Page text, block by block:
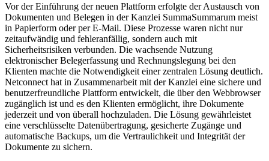
Vor der Einführung der neuen Plattform erfolgte der Austausch von
Dokumenten und Belegen in der Kanzlei SummaSummarum meist
in Papierform oder per E-Mail. Diese Prozesse waren nicht nur
zeitaufwändig und fehleranfällig, sondern auch mit
Sicherheitsrisiken verbunden. Die wachsende Nutzung
elektronischer Belegerfassung und Rechnungslegung bei den
Klienten machte die Notwendigkeit einer zentralen Lösung deutlich.
Netconnect hat in Zusammenarbeit mit der Kanzlei eine sichere und
benutzerfreundliche Plattform entwickelt, die über den Webbrowser
zugänglich ist und es den Klienten ermöglicht, ihre Dokumente
jederzeit und von überall hochzuladen. Die Lösung gewährleistet
eine verschlüsselte Datenübertragung, gesicherte Zugänge und
automatische Backups, um die Vertraulichkeit und Integrität der
Dokumente zu sichern.